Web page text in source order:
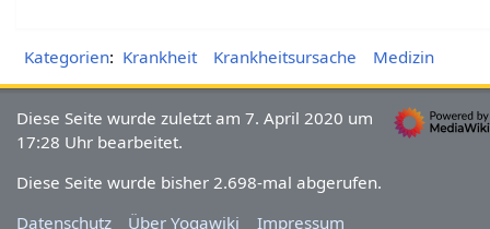
Kategorien: Krankheit Krankheitsursache Medizin
Diese Seite wurde zuletzt am 7. April 2020 um
17:28 Uhr bearbeitet.
Diese Seite wurde bisher 2.698-mal abgerufen.
Datenschutz
Über Yogawiki Impressum